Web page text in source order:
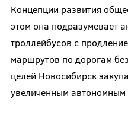
Концепции развития
этом она подразумевает
троллейбусов с
маршрутов по дорогам
целей Новосибирск
увеличенным автономным